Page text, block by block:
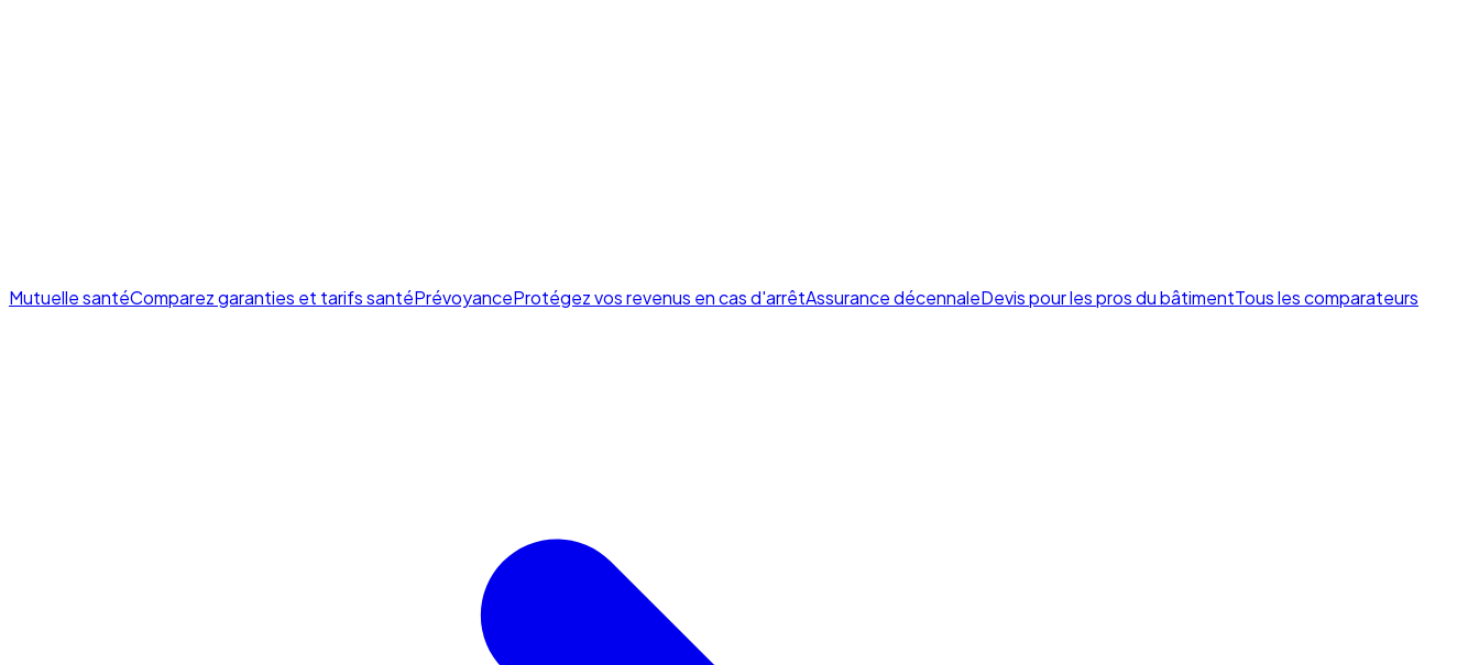
Mutuelle santéComparez garanties et tarifs santéPrévoyanceProtégez vos revenus en cas d'arrêtAssurance décennaleDevis pour les pros du bâtimentTous les comparateurs